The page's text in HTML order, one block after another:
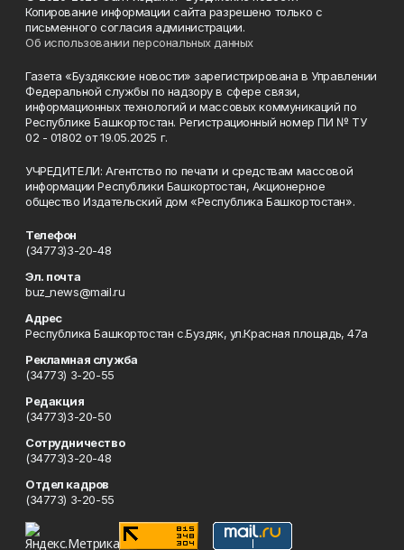
Копирование информации сайта разрешено только с
письменного согласия администрации.
Об использовании персональных данных
Газета «Буздякские новости» зарегистрирована в Управлении
Федеральной службы по надзору в сфере связи,
информационных технологий и массовых коммуникаций по
Республике Башкортостан. Регистрационный номер ПИ № ТУ
02 - 01802 от 19.05.2025 г.
УЧРЕДИТЕЛИ: Агентство по печати и средствам массовой
информации Республики Башкортостан, Акционерное
общество Издательский дом «Республика Башкортостан».
Телефон
(34773)3-20-48
Эл. почта
buz_news@mail.ru
Адрес
Республика Башкортостан с.Буздяк, ул.Красная площадь, 47а
Рекламная служба
(34773) 3-20-55
Редакция
(34773)3-20-50
Сотрудничество
(34773)3-20-48
Отдел кадров
(34773) 3-20-55